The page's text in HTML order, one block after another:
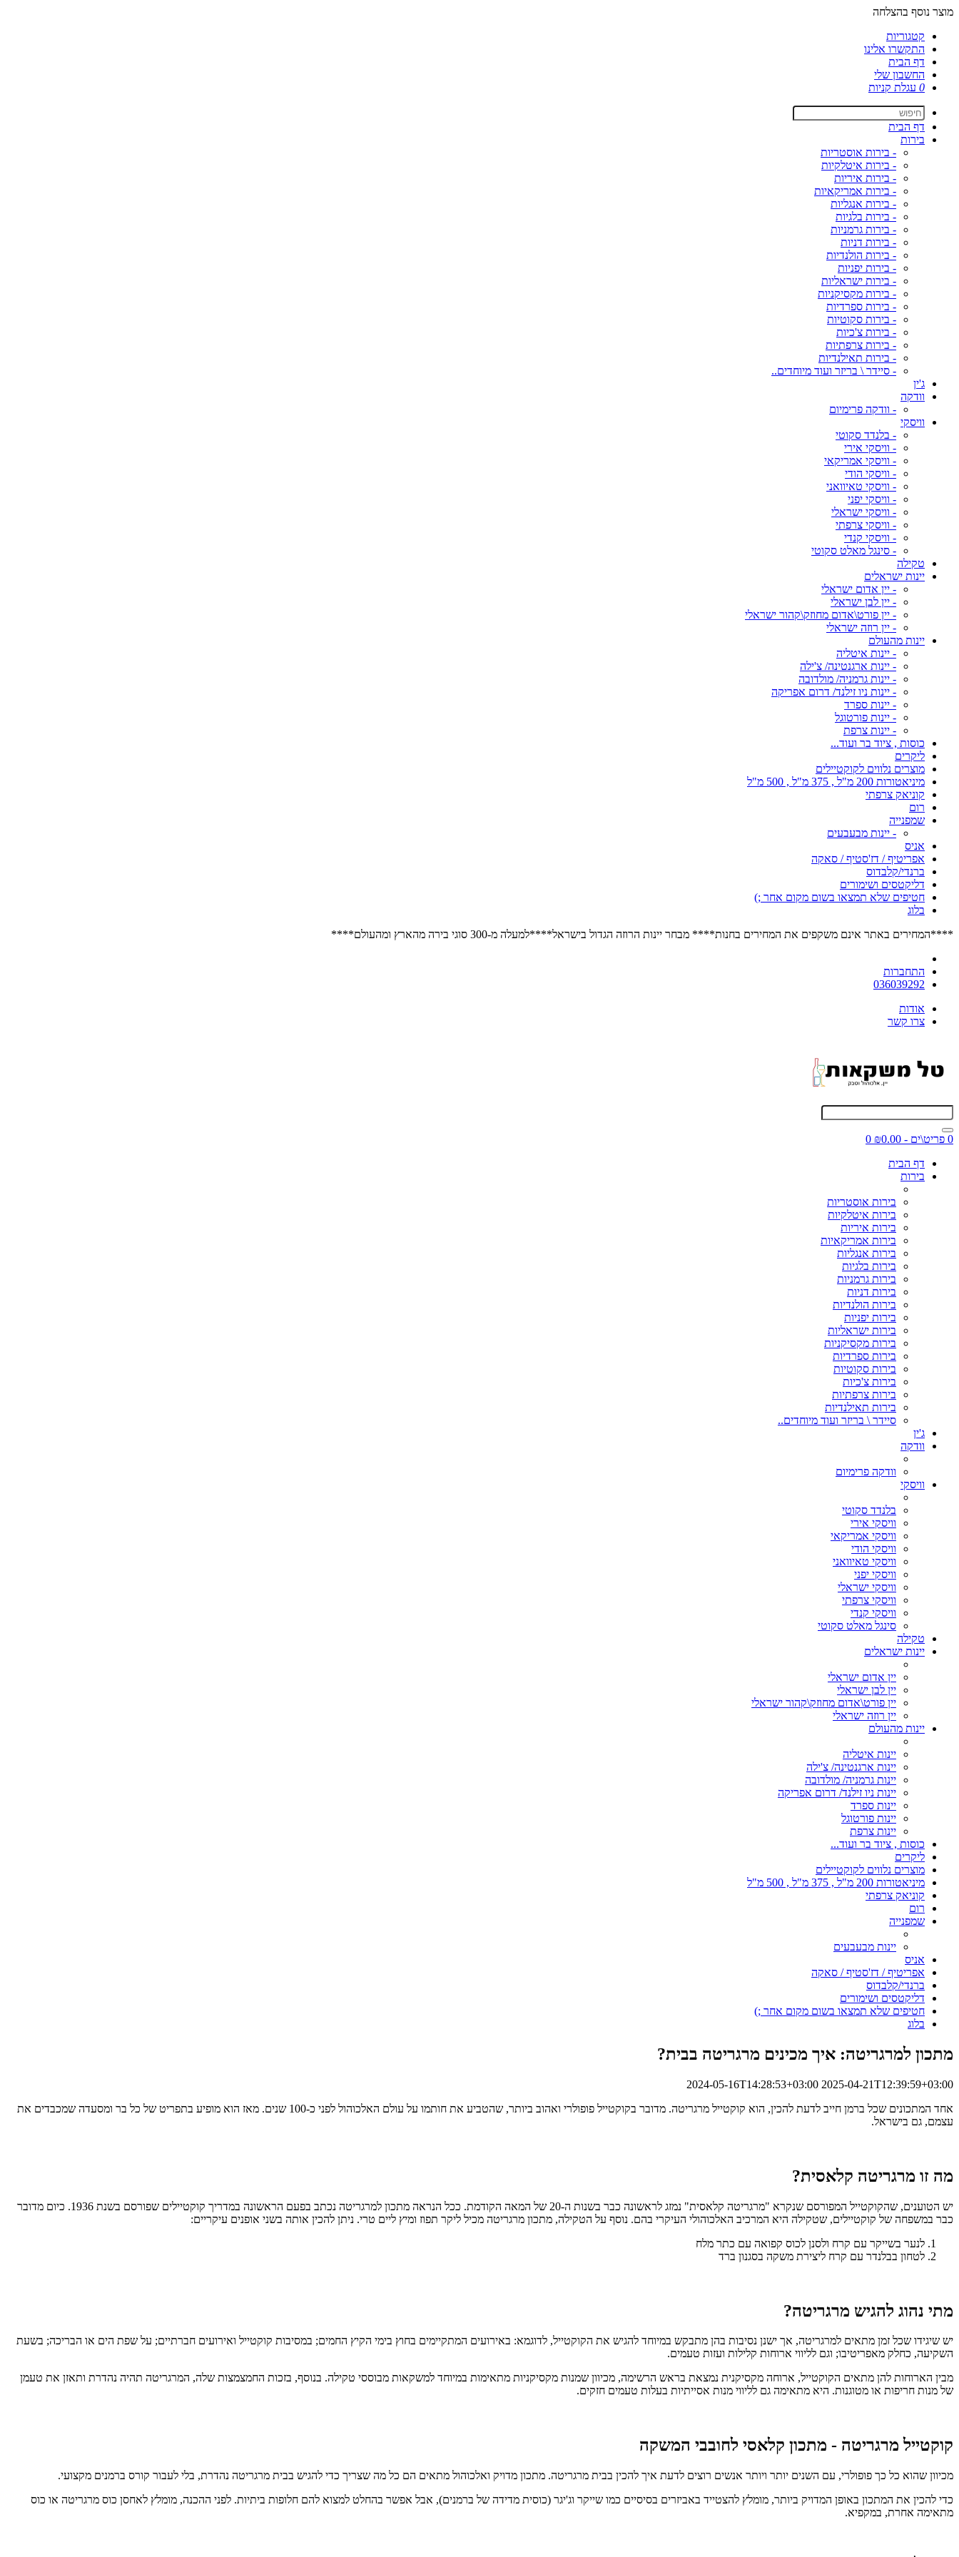
מוצר נוסף בהצלחה
קטגוריות
התקשרו אלינו
דף הבית
החשבון שלי
0 עגלת קניות
דף הבית
בירות
- בירות אוסטריות
- בירות איטלקיות
- בירות איריות
- בירות אמריקאיות
- בירות אנגליות
- בירות בלגיות
- בירות גרמניות
- בירות דניות
- בירות הולנדיות
- בירות יפניות
- בירות ישראליות
- בירות מקסיקניות
- בירות ספרדיות
- בירות סקוטיות
- בירות צ'כיות
- בירות צרפתיות
- בירות תאילנדיות
- סיידר \ בריזר ועוד מיוחדים..
ג'ין
וודקה
- וודקה פרימיום
וויסקי
- בלנדד סקוטי
- וויסקי אירי
- וויסקי אמריקאי
- וויסקי הודי
- וויסקי טאיוואני
- וויסקי יפני
- וויסקי ישראלי
- וויסקי צרפתי
- וויסקי קנדי
- סינגל מאלט סקוטי
טקילה
יינות ישראלים
- יין אדום ישראלי
- יין לבן ישראלי
- יין פורט\אדום מחוזק\קהור ישראלי
- יין רוזה ישראלי
יינות מהעולם
- יינות איטליה
- יינות ארגנטינה/ צ'ילה
- יינות גרמניה/ מולדובה
- יינות ניו זילנד/ דרום אפריקה
- יינות ספרד
- יינות פורטוגל
- יינות צרפת
כוסות , ציוד בר ועוד...
ליקרים
מוצרים נלווים לקוקטיילים
מיניאטורות 200 מ"ל , 375 מ"ל , 500 מ"ל
קוניאק צרפתי
רום
שמפנייה
- יינות מבעבעים
אניס
אפריטיף / דז'סטיף / סאקה
ברנדי/קלבדוס
דליקטסים ושימורים
חטיפים שלא תמצאו בשום מקום אחר ;)
בלוג
****המחירים באתר אינם משקפים את המחירים בחנות**** מבחר יינות הרוזה הגדול בישראל****למעלה מ-300 סוגי בירה מהארץ ומהעולם****
התחברות
036039292
אודות
צרו קשר
0 פריט\ים - ₪0.00
0
דף הבית
בירות
בירות אוסטריות
בירות איטלקיות
בירות איריות
בירות אמריקאיות
בירות אנגליות
בירות בלגיות
בירות גרמניות
בירות דניות
בירות הולנדיות
בירות יפניות
בירות ישראליות
בירות מקסיקניות
בירות ספרדיות
בירות סקוטיות
בירות צ'כיות
בירות צרפתיות
בירות תאילנדיות
סיידר \ בריזר ועוד מיוחדים..
ג'ין
וודקה
וודקה פרימיום
וויסקי
בלנדד סקוטי
וויסקי אירי
וויסקי אמריקאי
וויסקי הודי
וויסקי טאיוואני
וויסקי יפני
וויסקי ישראלי
וויסקי צרפתי
וויסקי קנדי
סינגל מאלט סקוטי
טקילה
יינות ישראלים
יין אדום ישראלי
יין לבן ישראלי
יין פורט\אדום מחוזק\קהור ישראלי
יין רוזה ישראלי
יינות מהעולם
יינות איטליה
יינות ארגנטינה/ צ'ילה
יינות גרמניה/ מולדובה
יינות ניו זילנד/ דרום אפריקה
יינות ספרד
יינות פורטוגל
יינות צרפת
כוסות , ציוד בר ועוד...
ליקרים
מוצרים נלווים לקוקטיילים
מיניאטורות 200 מ"ל , 375 מ"ל , 500 מ"ל
קוניאק צרפתי
רום
שמפנייה
יינות מבעבעים
אניס
אפריטיף / דז'סטיף / סאקה
ברנדי/קלבדוס
דליקטסים ושימורים
חטיפים שלא תמצאו בשום מקום אחר ;)
בלוג
מתכון למרגריטה: איך מכינים מרגריטה בבית?
2024-05-16T14:28:53+03:00 2025-04-21T12:39:59+03:00
אחד המתכונים שכל ברמן חייב לדעת להכין, הוא קוקטייל מרגריטה. מדובר בקוקטייל פופולרי ואהוב ביותר, שהטביע את חותמו על עולם האלכוהול לפני כ-100 שנים. מאז הוא מופיע בתפריט של כל בר ומסעדה שמכבדים את
עצמם, גם בישראל.
מה זו מרגריטה קלאסית?
יש הטוענים, שהקוקטייל המפורסם שנקרא "מרגריטה קלאסית" נמזג לראשונה כבר בשנות ה-20 של המאה הקודמת. ככל הנראה מתכון למרגריטה נכתב בפעם הראשונה במדריך קוקטיילים שפורסם בשנת 1936. כיום מדובר
כבר במשפחה של קוקטיילים, שטקילה היא המרכיב האלכוהולי העיקרי בהם. נוסף על הטקילה, מתכון מרגריטה מכיל ליקר תפוז ומיץ ליים טרי. ניתן להכין אותה בשני אופנים עיקריים:
לנער בשייקר עם קרח ולסנן לכוס קפואה עם כתר מלח
לטחון בבלנדר עם קרח ליצירת משקה בסגנון ברד
מתי נהוג להגיש מרגריטה?
יש שיגידו שכל זמן מתאים למרגריטה, אך ישנן נסיבות בהן מתבקש במיוחד להגיש את הקוקטייל, לדוגמא: באירועים המתקיימים בחוץ בימי הקיץ החמים; במסיבות קוקטייל ואירועים חברתיים; על שפת הים או הבריכה; בשעת
השקיעה, כחלק מאפריטיבו; וגם לליווי ארוחות קלילות ועזות טעמים.
מבין הארוחות להן מתאים הקוקטייל, ארוחה מקסיקנית נמצאת בראש הרשימה, מכיוון שמנות מקסיקניות מתאימות במיוחד למשקאות מבוססי טקילה. בנוסף, בזכות החמצמצות שלה, המרגריטה תהיה נהדרת ותאזן את טעמן
של מנות חריפות או מטוגנות. היא מתאימה גם לליווי מנות אסייתיות בעלות טעמים חזקים.
קוקטייל מרגריטה - מתכון קלאסי לחובבי המשקה
מכיוון שהוא כל כך פופולרי, עם השנים יותר ויותר אנשים רוצים לדעת איך להכין בבית מרגריטה. מתכון מדויק ואלכוהול מתאים הם כל מה שצריך כדי להגיש בבית מרגריטה נהדרת, בלי לעבור קורס ברמנים מקצועי.
כדי להכין את המתכון באופן המדויק ביותר, מומלץ להצטייד באביזרים בסיסיים כמו שייקר וג'יגר (כוסית מדידה של ברמנים), אבל אפשר בהחלט למצוא להם חלופות ביתיות. לפני ההכנה, מומלץ לאחסן כוס מרגריטה או כוס
מתאימה אחרת, במקפיא.